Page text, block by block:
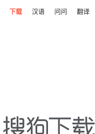
下载 汉语 问问 翻译